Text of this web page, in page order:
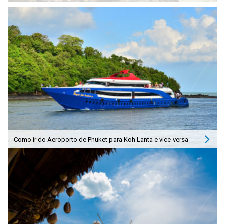
Como ir do Aeroporto de Phuket para Koh Lanta e vice-versa